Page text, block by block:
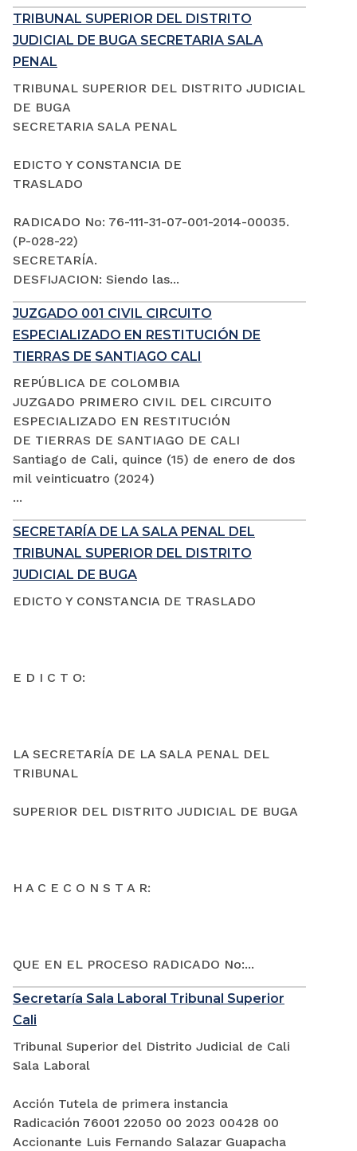
TRIBUNAL SUPERIOR DEL DISTRITO
JUDICIAL DE BUGA SECRETARIA SALA
PENAL
TRIBUNAL SUPERIOR DEL DISTRITO JUDICIAL
DE BUGA
SECRETARIA SALA PENAL
EDICTO Y CONSTANCIA DE
TRASLADO
RADICADO No: 76-111-31-07-001-2014-00035.
(P-028-22)
SECRETARÍA.
DESFIJACION: Siendo las...
JUZGADO 001 CIVIL CIRCUITO
ESPECIALIZADO EN RESTITUCIÓN DE
TIERRAS DE SANTIAGO CALI
REPÚBLICA DE COLOMBIA
JUZGADO PRIMERO CIVIL DEL CIRCUITO
ESPECIALIZADO EN RESTITUCIÓN
DE TIERRAS DE SANTIAGO DE CALI
Santiago de Cali, quince (15) de enero de dos
mil veinticuatro (2024)
...
SECRETARÍA DE LA SALA PENAL DEL
TRIBUNAL SUPERIOR DEL DISTRITO
JUDICIAL DE BUGA
EDICTO Y CONSTANCIA DE TRASLADO
E D I C T O:
LA SECRETARÍA DE LA SALA PENAL DEL
TRIBUNAL
SUPERIOR DEL DISTRITO JUDICIAL DE BUGA
H A C E C O N S T A R:
QUE EN EL PROCESO RADICADO No:...
Secretaría Sala Laboral Tribunal Superior
Cali
Tribunal Superior del Distrito Judicial de Cali
Sala Laboral
Acción Tutela de primera instancia
Radicación 76001 22050 00 2023 00428 00
Accionante Luis Fernando Salazar Guapacha